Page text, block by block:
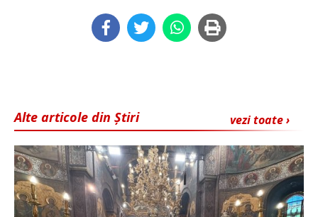
vezi toate ›
Alte articole din Știri